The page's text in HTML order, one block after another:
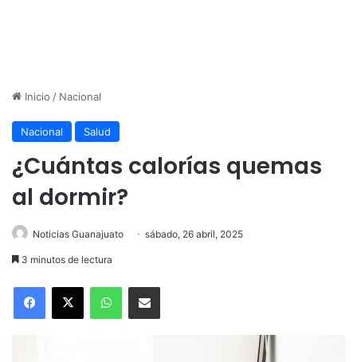
Inicio / Nacional
Nacional Salud
¿Cuántas calorías quemas
al dormir?
Noticias Guanajuato sábado, 26 abril, 2025
3 minutos de lectura